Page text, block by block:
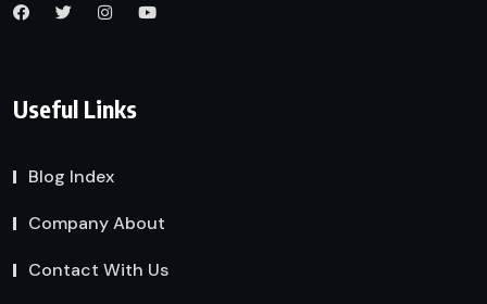
Useful Links
Blog Index
Company About
Contact With Us